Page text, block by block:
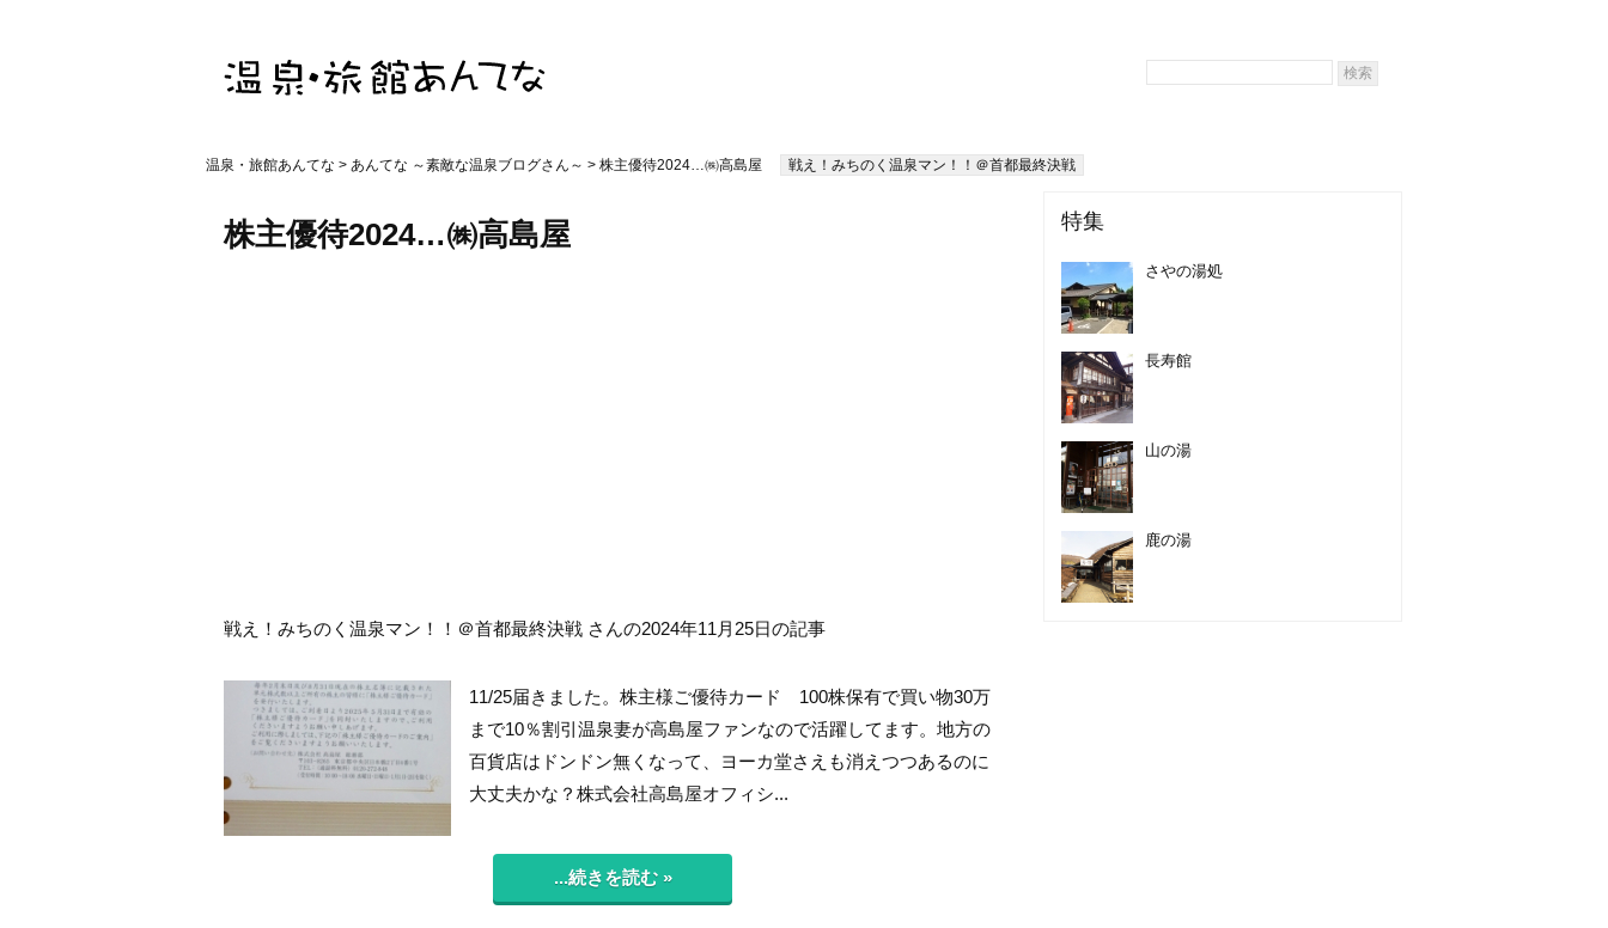
温泉・旅館あんてな > あんてな ～素敵な温泉ブログさん～ > 株主優待2024…㈱高島屋 戦え！みちのく温泉マン！！＠首都最終決戦
株主優待2024…㈱高島屋
戦え！みちのく温泉マン！！＠首都最終決戦 さんの2024年11月25日の記事
11/25届きました。株主様ご優待カード 100株保有で買い物30万
まで10％割引温泉妻が高島屋ファンなので活躍してます。地方の
百貨店はドンドン無くなって、ヨーカ堂さえも消えつつあるのに
大丈夫かな？株式会社高島屋オフィシ...
...続きを読む »
特集
さやの湯処
長寿館
山の湯
鹿の湯